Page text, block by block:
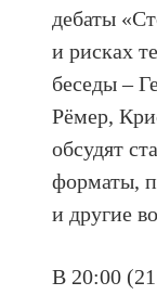
дебаты
и рисках
беседы –
Рёмер,
обсудят
форматы,
и другие
В 20:00